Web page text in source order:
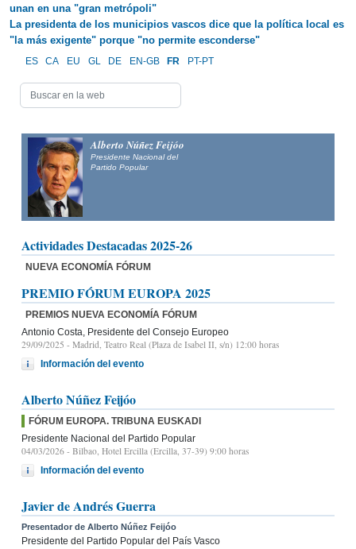
unan en una "gran metrópoli"
La presidenta de los municipios vascos dice que la política local es
"la más exigente" porque "no permite esconderse"
ES CA EU GL DE EN-GB FR PT-PT
Alberto Núñez Feijóo
Presidente Nacional del
Partido Popular
Actividades Destacadas 2025-26
NUEVA ECONOMÍA FÓRUM
PREMIO FÓRUM EUROPA 2025
PREMIOS NUEVA ECONOMÍA FÓRUM
Antonio Costa, Presidente del Consejo Europeo
29/09/2025 - Madrid, Teatro Real (Plaza de Isabel II, s/n) 12:00 horas
Información del evento
Alberto Núñez Feijóo
FÓRUM EUROPA. TRIBUNA EUSKADI
Presidente Nacional del Partido Popular
04/03/2026 - Bilbao, Hotel Ercilla (Ercilla, 37-39) 9:00 horas
Información del evento
Javier de Andrés Guerra
Presentador de Alberto Núñez Feijóo
Presidente del Partido Popular del País Vasco